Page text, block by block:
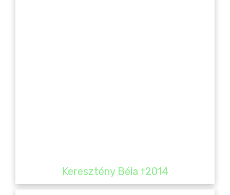
Keresztény Béla †2014